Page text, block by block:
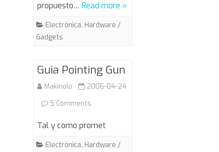
propuesto… Read more »
Electrónica, Hardware /
Gadgets
Guia Pointing Gun
Makinolo
2006-04-24
5 Comments
Guia
Tal y como promet
Electrónica, Hardware /